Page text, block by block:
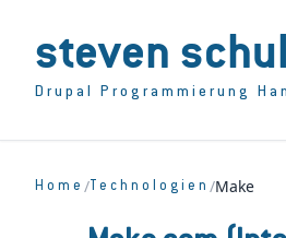
steven
Drupal Programmierung
Home / Technologien /Make